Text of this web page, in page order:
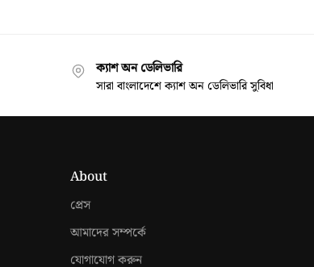
ক্যাশ অন ডেলিভারি
সারা বাংলাদেশে ক্যাশ অন ডেলিভারি সুবিধা
About
প্রেস
আমাদের সম্পর্কে
যোগাযোগ করুন